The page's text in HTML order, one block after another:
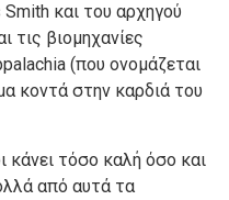
και του αρχηγού
τις βιομηχανίες
(που ονομάζεται
κοντά στην καρδιά του
κάνει τόσο καλή όσο και
από αυτά τα